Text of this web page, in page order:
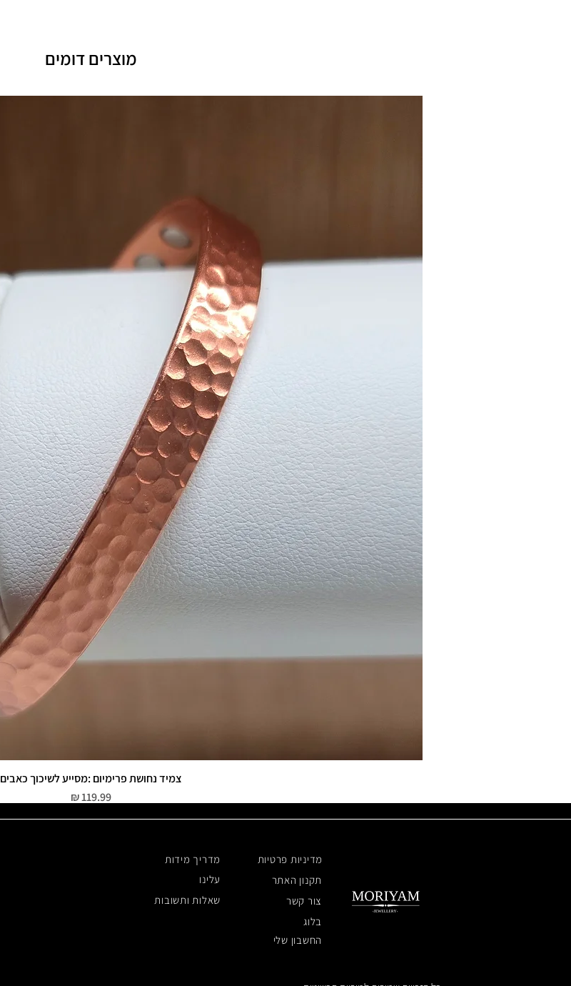
מוצרים דומים
תצוגה מהירה
צמיד נחושת פרימיום :מסייע לשיכוך כאבים
מחיר‏119.99 ‏₪
מדריך מידות
מדיניות פרטיות
עלינו
תקנון האתר
שאלות ותשובות
צור קשר
בלוג
החשבון שלי